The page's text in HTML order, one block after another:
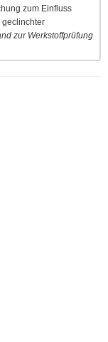
zum Einfluss
geclinchter
zur Werkstoffprüfung